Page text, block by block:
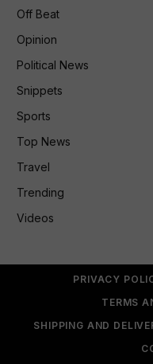
Off Beat
Opinion
Political News
Snippets
Sports
Top News
Travel
Trending
Videos
PRIVACY
TERMS
SHIPPING AND